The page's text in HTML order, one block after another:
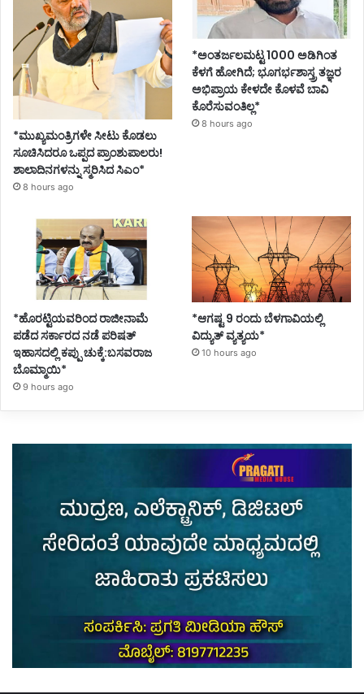
*ಮುಖ್ಯಮಂತ್ರಿಗಳೇ ಸೀಟು ಕೊಡಲು
ಸೂಚಿಸಿದರೂ ಒಪ್ಪದ ಪ್ರಾಂಶುಪಾಲರು!
ಶಾಲಾದಿನಗಳನ್ನು ಸ್ಮರಿಸಿದ ಸಿಎಂ*
8 hours ago
*ಅಂತರ್ಜಲಮಟ್ಟ 1000 ಅಡಿಗಿಂತ
ಕೆಳಗೆ ಹೋಗಿದೆ; ಭೂಗರ್ಭಶಾಸ್ತ್ರ ತಜ್ಞರ
ಅಭಿಪ್ರಾಯ ಕೇಳದೇ ಕೊಳವೆ ಬಾವಿ
ಕೊರೆಸುವಂತಿಲ್ಲ*
8 hours ago
*ಹೊರಟ್ಟಿಯವರಿಂದ ರಾಜೀನಾಮೆ
ಪಡೆದ ಸರ್ಕಾರದ ನಡೆ ಪರಿಷತ್
ಇಹಾಸದಲ್ಲಿ ಕಪ್ಪು ಚುಕ್ಕೆ:ಬಸವರಾಜ
ಬೊಮ್ಮಾಯಿ*
9 hours ago
*ಆಗಷ್ಟ 9 ರಂದು ಬೆಳಗಾವಿಯಲ್ಲಿ
ವಿದ್ಯುತ್ ವ್ಯತ್ಯಯ*
10 hours ago